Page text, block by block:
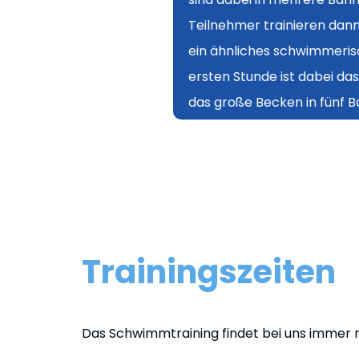
Teilnehmer trainieren
ein ähnliches
ersten Stunde ist dabei
das große Becken in fünf
Wettkampfmannschaft
Trainingszeiten
Das Schwimmtraining findet bei uns